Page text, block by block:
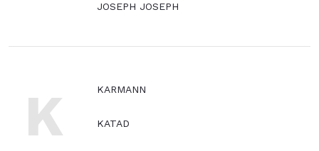
JOSEPH JOSEPH
K KARMANN
KATAD